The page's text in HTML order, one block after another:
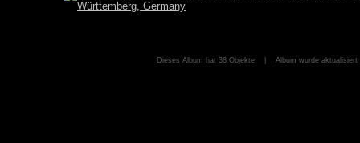
Dieses Album hat 38 Objekte | Album wurde